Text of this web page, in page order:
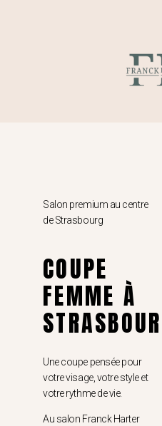
Salon premium au centre
de Strasbourg
COUPE
FEMME À
Une coupe pensée pour
votre visage, votre style et
votre rythme de vie.
Au salon Franck Harter